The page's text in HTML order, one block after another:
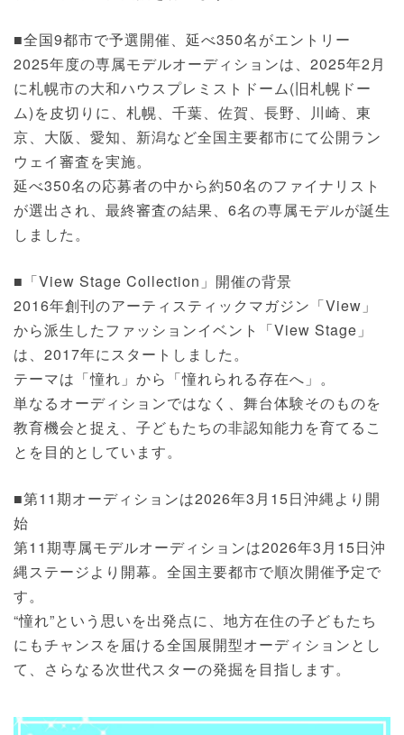
■全国9都市で予選開催、延べ350名がエントリー
2025年度の専属モデルオーディションは、2025年2月
に札幌市の大和ハウスプレミストドーム(旧札幌ドー
ム)を皮切りに、札幌、千葉、佐賀、長野、川崎、東
京、大阪、愛知、新潟など全国主要都市にて公開ラン
ウェイ審査を実施。
延べ350名の応募者の中から約50名のファイナリスト
が選出され、最終審査の結果、6名の専属モデルが誕生
しました。
■「View Stage Collection」開催の背景
2016年創刊のアーティスティックマガジン「View」
から派生したファッションイベント「View Stage」
は、2017年にスタートしました。
テーマは「憧れ」から「憧れられる存在へ」。
単なるオーディションではなく、舞台体験そのものを
教育機会と捉え、子どもたちの非認知能力を育てるこ
とを目的としています。
■第11期オーディションは2026年3月15日沖縄より開
始
第11期専属モデルオーディションは2026年3月15日沖
縄ステージより開幕。全国主要都市で順次開催予定で
す。
“憧れ”という思いを出発点に、地方在住の子どもたち
にもチャンスを届ける全国展開型オーディションとし
て、さらなる次世代スターの発掘を目指します。